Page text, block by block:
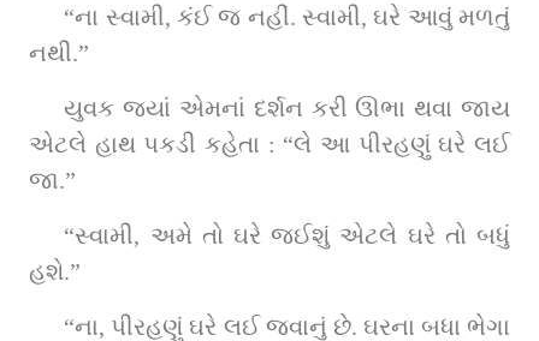
“ના સ્વામી, કંઈ જ નહીં. સ્વામી, ઘરે આવું મળતું
નથી.”
યુવક જ્યાં એમનાં દર્શન કરી ઊભા થવા જાય
એટલે હાથ પકડી કહેતા : “લે આ પીરહણું ઘરે લઈ
જા.”
“સ્વામી, અમે તો ઘરે જઈશું એટલે ઘરે તો બધું
હશે.”
“ના, પીરહણું ઘરે લઈ જવાનું છે. ઘરના બધા ભેગા